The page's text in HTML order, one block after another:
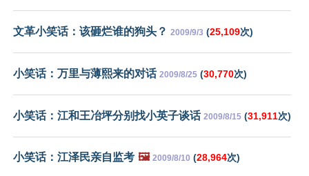
文革小笑话：该砸烂谁的狗头？ 2009/9/3 (25,109次)
小笑话：万里与薄熙来的对话 2009/8/25 (30,770次)
小笑话：江和王冶坪分别找小英子谈话 2009/8/15 (31,911次)
小笑话：江泽民亲自监考 🖼️ 2009/8/10 (28,964次)